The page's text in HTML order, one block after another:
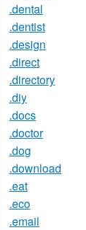
.dental
.dentist
.design
.direct
.directory
.diy
.docs
.doctor
.dog
.download
.eat
.eco
.email